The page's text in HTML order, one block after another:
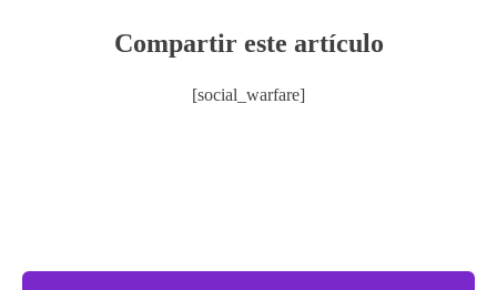
Compartir este artículo
[social_warfare]